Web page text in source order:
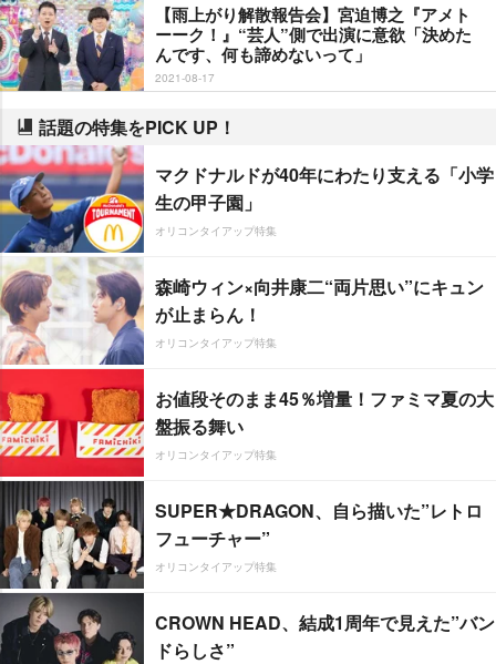
【雨上がり解散報告会】宮迫博之『アメト
ーーク！』“芸人”側で出演に意欲「決めた
んです、何も諦めないって」
2021-08-17
話題の特集をPICK UP！
マクドナルドが40年にわたり支える「小学
生の甲子園」
オリコンタイアップ特集
森崎ウィン×向井康二“両片思い”にキュン
が止まらん！
オリコンタイアップ特集
お値段そのまま45％増量！ファミマ夏の大
盤振る舞い
オリコンタイアップ特集
SUPER★DRAGON、自ら描いた”レトロ
フューチャー”
オリコンタイアップ特集
CROWN HEAD、結成1周年で見えた”バン
ドらしさ”